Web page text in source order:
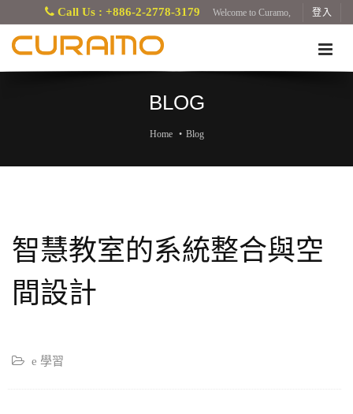
Call Us : +886-2-2778-3179 Welcome to Curamo, 登入
BLOG
Home Blog
智慧教室的系統整合與空
間設計
e 學習